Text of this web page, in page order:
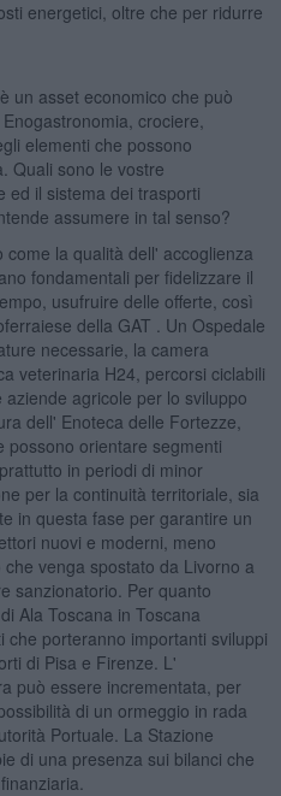
energetici, oltre che per ridurre
un asset economico che può
crociere,
elementi che possono
Quali sono le vostre
ed il sistema dei trasporti
assumere in tal senso?
la qualità dell' accoglienza
fondamentali per fidelizzare il
usufruire delle offerte, così
della GAT . Un Ospedale
necessarie, la camera
veterinaria H24, percorsi ciclabili
agricole per lo sviluppo
dell' Enoteca delle Fortezze,
possono orientare segmenti
in periodi di minor
per la continuità territoriale, sia
in questa fase per garantire un
nuovi e moderni, meno
venga spostato da Livorno a
sanzionatorio. Per quanto
Ala Toscana in Toscana
porteranno importanti sviluppi
di Pisa e Firenze. L'
può essere incrementata, per
di un ormeggio in rada
Portuale. La Stazione
di una presenza sui bilanci che